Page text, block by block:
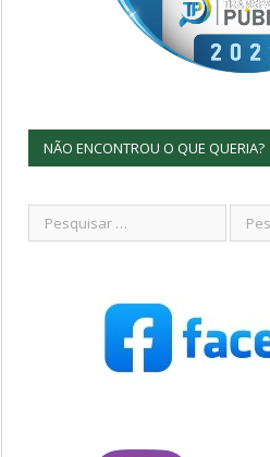
NÃO ENCONTROU O QUE QUERIA?